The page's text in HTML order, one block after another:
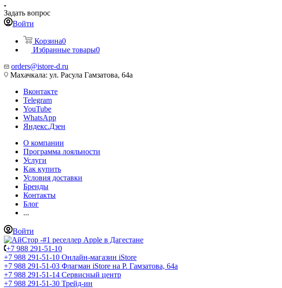
Задать вопрос
Войти
Корзина0
Избранные товары0
orders@istore-d.ru
Махачкала: ул. Расула Гамзатова, 64а
Вконтакте
Telegram
YouTube
WhatsApp
Яндекс.Дзен
О компании
Программа лояльности
Услуги
Как купить
Условия доставки
Бренды
Контакты
Блог
...
Войти
+7 988 291-51-10
+7 988 291-51-10 Онлайн-магазин iStore
+7 988 291-51-03 Флагман iStore на Р. Гамзатова, 64а
+7 988 291-51-14 Сервисный центр
+7 988 291-51-30 Трейд-ин